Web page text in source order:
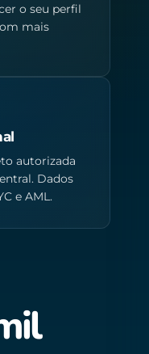
o seu perfil
mais
autorizada
Dados
e AML.